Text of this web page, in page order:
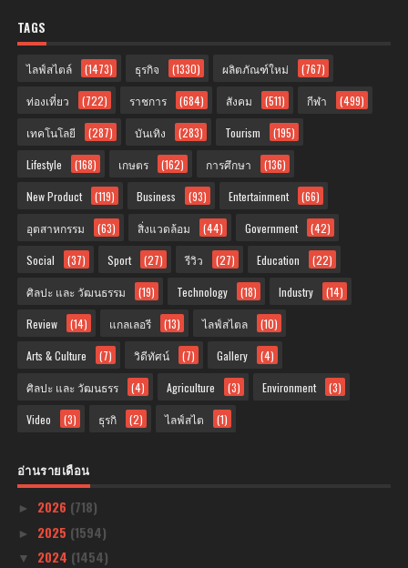
TAGS
ไลฟ์สไตล์ (1473) ธุรกิจ (1330) ผลิตภัณฑ์ใหม่ (767)
ท่องเที่ยว (722) ราชการ (684) สังคม (511) กีฬา (499)
เทคโนโลยี (287) บันเทิง (283) Tourism (195)
Lifestyle (168) เกษตร (162) การศึกษา (136)
New Product (119) Business (93) Entertainment (66)
อุตสาหกรรม (63) สิ่งแวดล้อม (44) Government (42)
Social (37) Sport (27) รีวิว (27) Education (22)
ศิลปะ และ วัฒนธรรม (19) Technology (18) Industry (14)
Review (14) แกลเลอรี (13) ไลฟ์สไตล (10)
Arts & Culture (7) วิดีทัศน์ (7) Gallery (4)
ศิลปะ และ วัฒนธรร (4) Agriculture (3) Environment (3)
Video (3) ธุรกิ (2) ไลฟ์สไต (1)
อ่านรายเดือน
► 2026 (718)
► 2025 (1594)
▼ 2024 (1454)